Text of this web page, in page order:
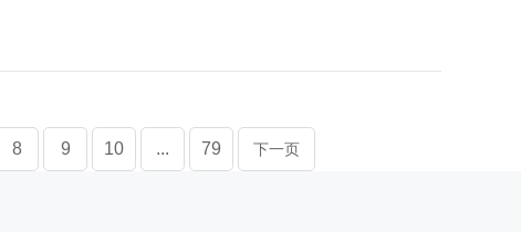
8 9 10 ... 79 下一页